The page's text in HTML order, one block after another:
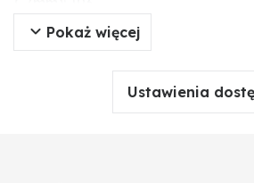
Gwint (G): 1 1/8-16 UN
B (mm): 93
Pokaż więcej
Ustawienia